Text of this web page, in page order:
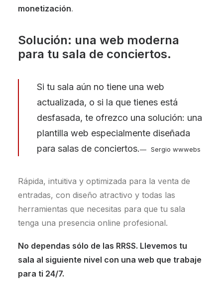
monetización.
Solución: una web moderna
para tu sala de conciertos.
Si tu sala aún no tiene una web
actualizada, o si la que tienes está
desfasada, te ofrezco una solución: una
plantilla web especialmente diseñada
para salas de conciertos.
Sergio wwwebs
Rápida, intuitiva y optimizada para la venta de
entradas, con diseño atractivo y todas las
herramientas que necesitas para que tu sala
tenga una presencia online profesional.
No dependas sólo de las RRSS. Llevemos tu
sala al siguiente nivel con una web que trabaje
para ti 24/7.